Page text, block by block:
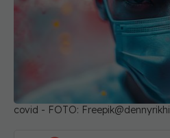
covid - FOTO: Freepik@dennyrikhi